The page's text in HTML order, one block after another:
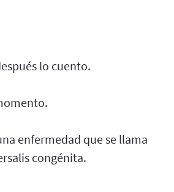
lo cuento.
enfermedad que se llama
congénita.